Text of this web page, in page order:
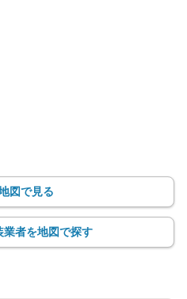
図で見る
業者を地図で探す